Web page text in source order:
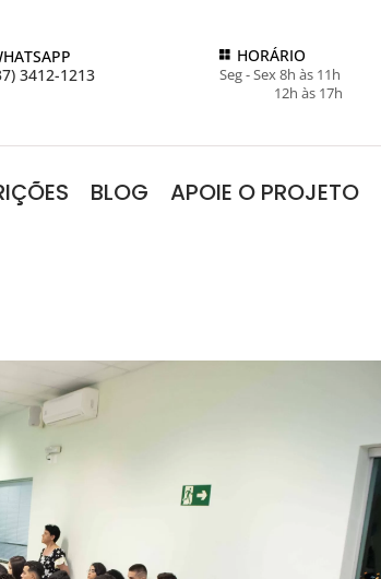
3412-1213
HORÁRIO
Seg - Sex 8h às 11h
12h às 17h
BLOG APOIE O PROJETO